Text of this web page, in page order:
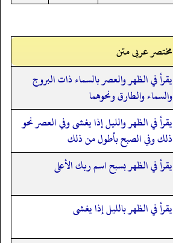
مختصر عربی متن
يقرأ في الظهر والعصر بالسماء ذات البروج
والسماء والطارق ونحوهما
يقرأ في الظهر والليل إذا يغشى وفي العصر نحو
ذلك وفي الصبح بأطول من ذلك
يقرأ في الظهر بسبح اسم ربك الأعلى
يقرأ في الظهر بالليل إذا يغشى